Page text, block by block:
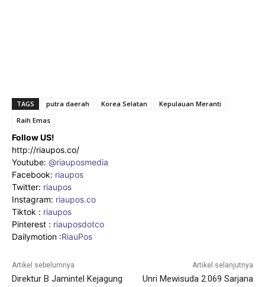
TAGS putra daerah Korea Selatan
Kepulauan Meranti
Raih Emas
Follow US!
http://riaupos.co/
Youtube: @riauposmedia
Facebook: riaupos
Twitter: riaupos
Instagram: riaupos.co
Tiktok : riaupos
Pinterest : riauposdotco
Dailymotion :RiauPos
Artikel sebelumnya
Direktur B Jamintel Kejagung
Artikel selanjutnya
Unri Mewisuda 2.069 Sarjana